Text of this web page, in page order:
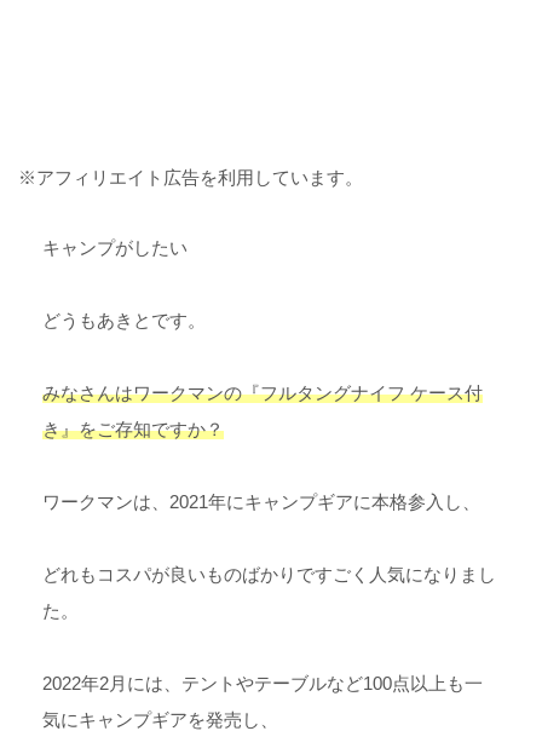
※アフィリエイト広告を利用しています。
キャンプがしたい
どうもあきとです。
みなさんはワークマンの『フルタングナイフ ケース付
き』をご存知ですか？
ワークマンは、2021年にキャンプギアに本格参入し、
どれもコスパが良いものばかりですごく人気になりまし
た。
2022年2月には、テントやテーブルなど100点以上も一
気にキャンプギアを発売し、